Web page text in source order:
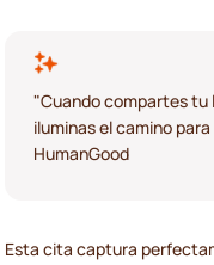
"Cuando compartes tu
iluminas el camino
HumanGood
Esta cita captura